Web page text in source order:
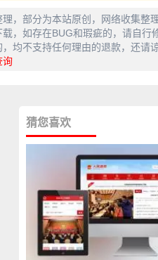
，部分为本站原创，网络收集整
，如存在BUG和瑕疵的，请自行
均不支持任何理由的退款，还请
询
猜您喜欢